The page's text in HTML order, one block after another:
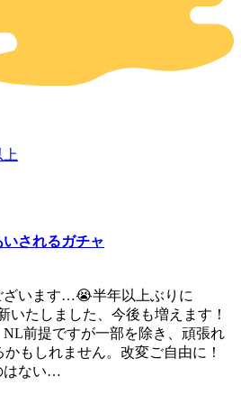
されるガチャ
ざいます…😭半年以上ぶりに
いたしました、今後も増えます！
前提ですが一部を除き、頑張れ
もしれません。改変ご自由に！
はない…